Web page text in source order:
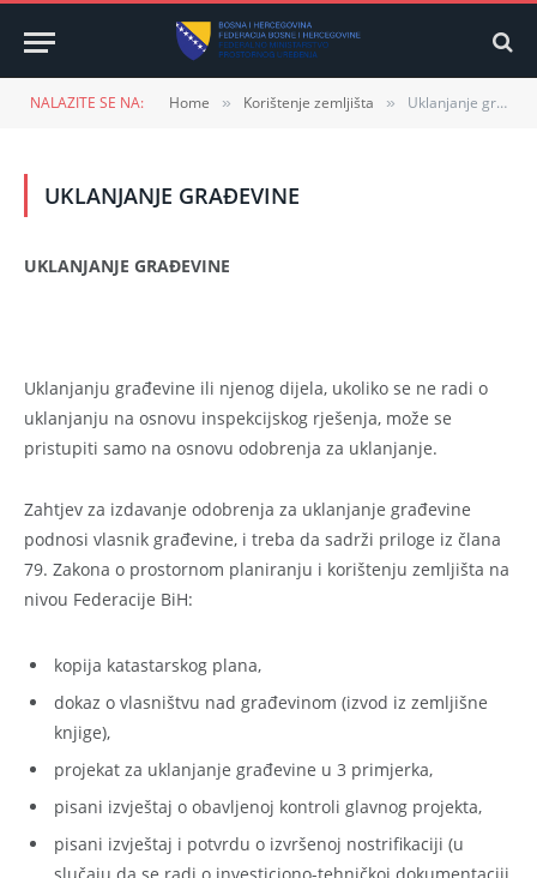
NALAZITE SE NA: Home » Korištenje zemljišta » Uklanjanje građevine
UKLANJANJE GRAĐEVINE
UKLANJANJE GRAĐEVINE
Uklanjanju građevine ili njenog dijela, ukoliko se ne radi o
uklanjanju na osnovu inspekcijskog rješenja, može se
pristupiti samo na osnovu odobrenja za uklanjanje.
Zahtjev za izdavanje odobrenja za uklanjanje građevine
podnosi vlasnik građevine, i treba da sadrži priloge iz člana
79. Zakona o prostornom planiranju i korištenju zemljišta na
nivou Federacije BiH:
kopija katastarskog plana,
dokaz o vlasništvu nad građevinom (izvod iz zemljišne
knjige),
projekat za uklanjanje građevine u 3 primjerka,
pisani izvještaj o obavljenoj kontroli glavnog projekta,
pisani izvještaj i potvrdu o izvršenoj nostrifikaciji (u